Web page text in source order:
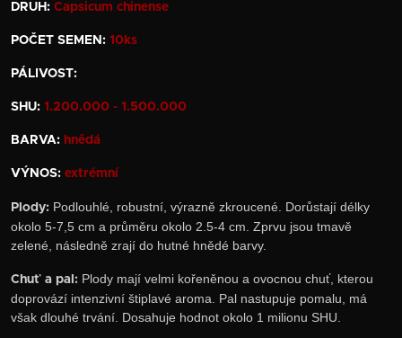
DRUH: Capsicum chinense
POČET SEMEN: 10ks
PÁLIVOST:
SHU: 1.200.000 - 1.500.000
BARVA: hnědá
VÝNOS: extrémní
Plody: Podlouhlé, robustní, výrazně zkroucené. Dorůstají délky
okolo 5-7,5 cm a průměru okolo 2.5-4 cm. Zprvu jsou tmavě
zelené, následně zrají do hutné hnědé barvy.
Chuť a pal: Plody mají velmi kořeněnou a ovocnou chuť, kterou
doprovází intenzivní štiplavé aroma. Pal nastupuje pomalu, má
však dlouhé trvání. Dosahuje hodnot okolo 1 milionu SHU.